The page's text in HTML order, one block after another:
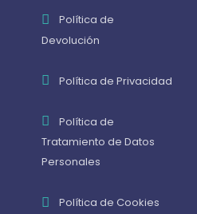
Política de
Devolución
Política de Privacidad
Política de
Tratamiento de Datos
Personales
Política de Cookies